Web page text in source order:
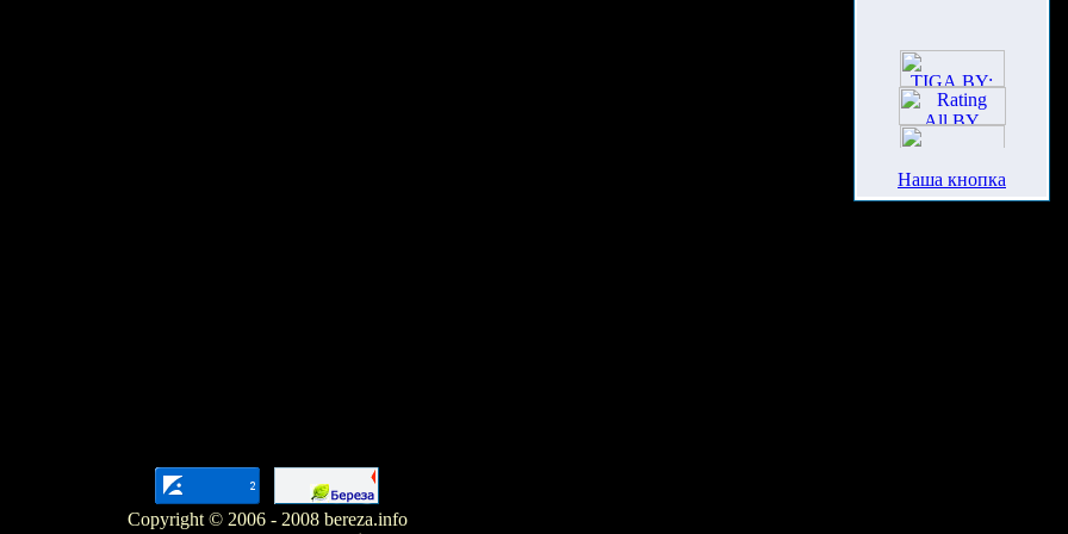
Наша кнопка
Copyright © 2006 - 2008 bereza.info